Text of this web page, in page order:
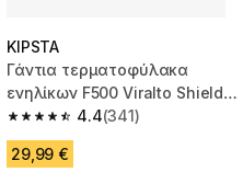
KIPSTA
Γάντια τερματοφύλακα
ενηλίκων F500 Viralto Shielder
- Λευκό/Μπλε
4.4
4.4 out of 5 stars from 341
(341)
29,99 €